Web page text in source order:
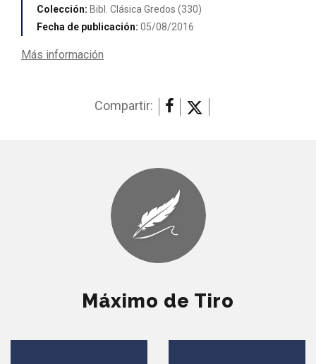
Colección: Bibl. Clásica Gredos (330)
Fecha de publicación: 05/08/2016
Más información
Compartir:
Máximo de Tiro